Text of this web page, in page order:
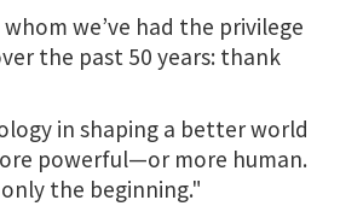
we’ve had the privilege
the past 50 years: thank
in shaping a better world
powerful—or more human.
the beginning."